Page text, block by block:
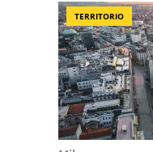
TERRITORIO